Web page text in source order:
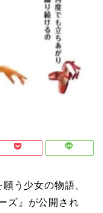
う少女の物語、
ズ』が公開され